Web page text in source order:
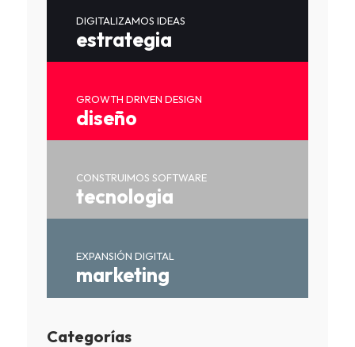
DIGITALIZAMOS IDEAS
estrategia
GROWTH DRIVEN DESIGN
diseño
CONSTRUIMOS SOFTWARE
tecnologia
EXPANSIÓN DIGITAL
marketing
Categorías